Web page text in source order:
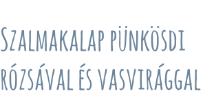
Szalmakalap pünkösdi
rózsával és vasvirággal